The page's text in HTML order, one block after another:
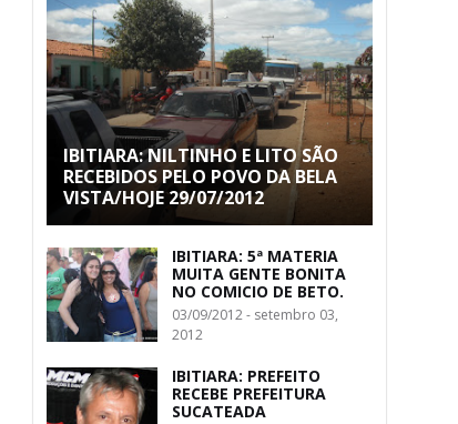
IBITIARA: NILTINHO E LITO SÃO
RECEBIDOS PELO POVO DA BELA
VISTA/HOJE 29/07/2012
IBITIARA: 5ª MATERIA
MUITA GENTE BONITA
NO COMICIO DE BETO.
03/09/2012 - setembro 03,
2012
IBITIARA: PREFEITO
RECEBE PREFEITURA
SUCATEADA